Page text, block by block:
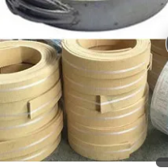
達
に
連
絡
し